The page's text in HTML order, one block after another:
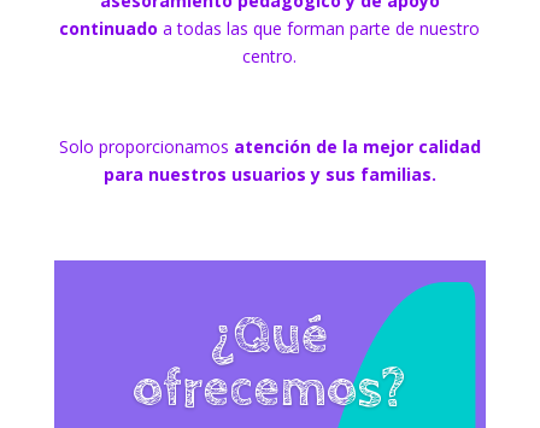
continuado a todas las que forman parte de nuestro
centro.
Solo proporcionamos atención de la mejor calidad
para nuestros usuarios y sus familias.
¿Qué
ofrecemos?